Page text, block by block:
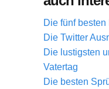
Die fünf
Die Twitter
Die lustigsten
Vatertag
Die besten